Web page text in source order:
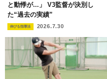
と動悸が...」 V3監督が決別し
た“過去の実績”
伸びる指導法 2026.7.30